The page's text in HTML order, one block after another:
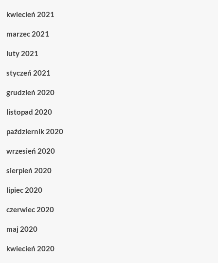
kwiecień 2021
marzec 2021
luty 2021
styczeń 2021
grudzień 2020
listopad 2020
październik 2020
wrzesień 2020
sierpień 2020
lipiec 2020
czerwiec 2020
maj 2020
kwiecień 2020